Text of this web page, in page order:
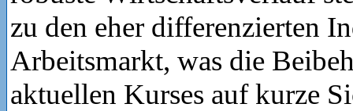
zu den eher differenzierten
Arbeitsmarkt, was die
aktuellen Kurses auf kurze